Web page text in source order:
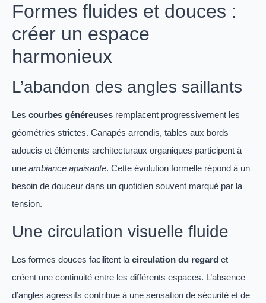
Formes fluides et douces :
créer un espace
harmonieux
L’abandon des angles saillants
Les courbes généreuses remplacent progressivement les
géométries strictes. Canapés arrondis, tables aux bords
adoucis et éléments architecturaux organiques participent à
une ambiance apaisante. Cette évolution formelle répond à un
besoin de douceur dans un quotidien souvent marqué par la
tension.
Une circulation visuelle fluide
Les formes douces facilitent la circulation du regard et
créent une continuité entre les différents espaces. L’absence
d’angles agressifs contribue à une sensation de sécurité et de